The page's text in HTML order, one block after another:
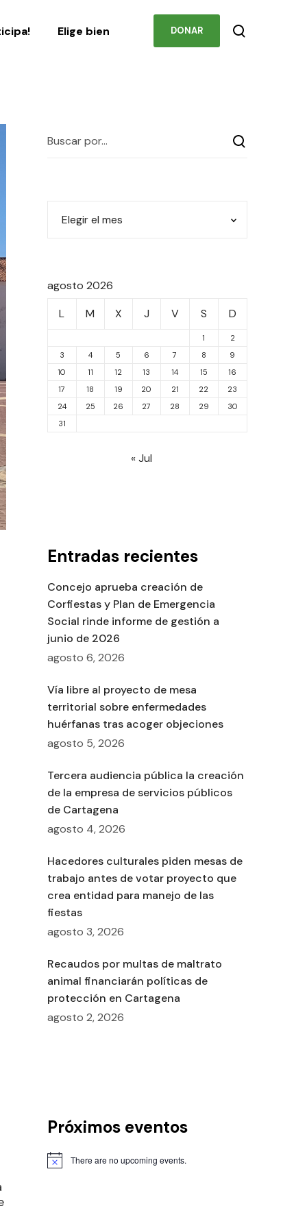
Elige bien DONAR
agosto 2026
L
M X J V S D
1
2
3
4 5 6 7 8
9
10
11 12 13 14 15
16
17
18 19 20 21 22
23
24
25 26 27 28 29
30
31
« Jul
Entradas recientes
Concejo aprueba creación de
Corfiestas y Plan de Emergencia
Social rinde informe de gestión a
junio de 2026
agosto 6, 2026
Vía libre al proyecto de mesa
territorial sobre enfermedades
huérfanas tras acoger objeciones
agosto 5, 2026
Tercera audiencia pública la creación
de la empresa de servicios públicos
de Cartagena
agosto 4, 2026
Hacedores culturales piden mesas de
trabajo antes de votar proyecto que
crea entidad para manejo de las
fiestas
agosto 3, 2026
Recaudos por multas de maltrato
animal financiarán políticas de
protección en Cartagena
agosto 2, 2026
Próximos eventos
There are no upcoming events.